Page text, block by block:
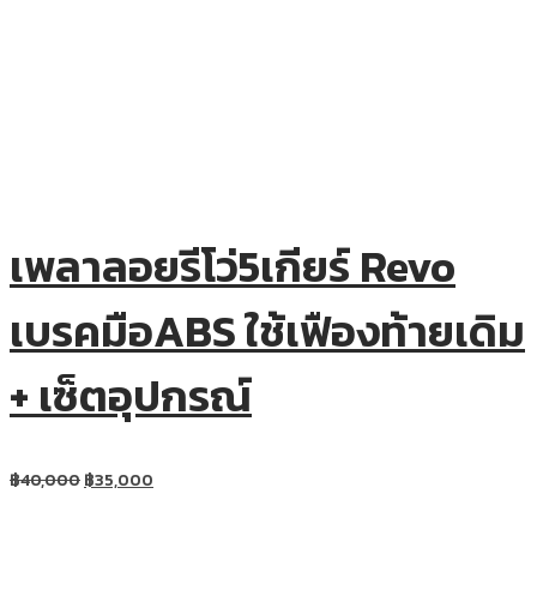
เพลาลอยรีโว่5เกียร์ Revo
เบรคมือABS ใช้เฟืองท้ายเดิม
+ เซ็ตอุปกรณ์
฿40,000฿35,000